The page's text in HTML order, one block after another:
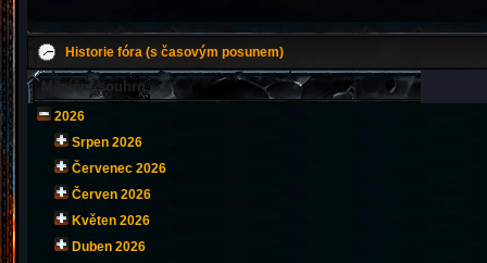
Historie fóra (s časovým posunem)
Měsíční souhrn
2026
Srpen 2026
Červenec 2026
Červen 2026
Květen 2026
Duben 2026